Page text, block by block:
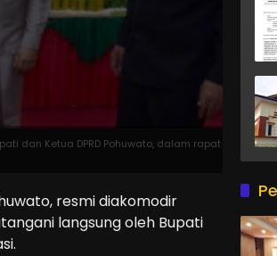
dan Ketua DPRD Pohuwato, dalam rapat
resmi diakomodir
langsung oleh Bupati